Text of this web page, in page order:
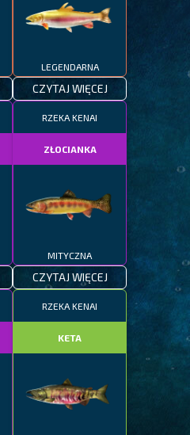
LEGENDARNA
CZYTAJ WIĘCEJ
RZEKA KENAI
ZŁOCIANKA
MITYCZNA
CZYTAJ WIĘCEJ
RZEKA KENAI
KETA